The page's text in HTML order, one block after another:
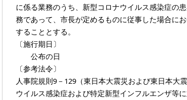
に係る業務のうち、新型コロナウイルス感染症の
務であって、市長が定めるものに従事した場合に
することとする。
〔施行期日〕
公布の日
〔参考法令〕
人事院規則9－129（東日本大震災および東日本大
ウイルス感染症および特定新型インフルエンザ等